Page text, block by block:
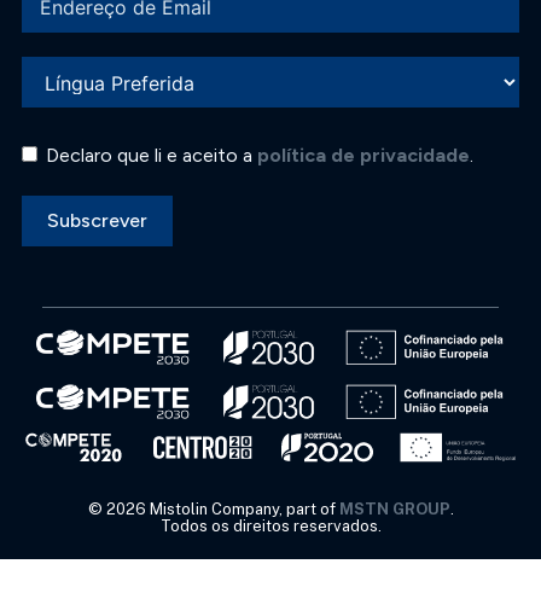
Declaro que li e aceito a política de privacidade.
Subscrever
© 2026 Mistolin Company, part of MSTN GROUP.
Todos os direitos reservados.